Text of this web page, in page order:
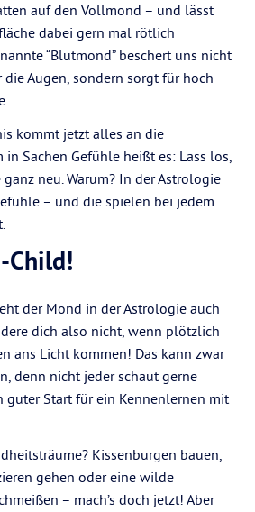
auf den Vollmond – und lässt
dabei gern mal rötlich
“Blutmond” beschert uns nicht
Augen, sondern sorgt für hoch
kommt jetzt alles an die
in Sachen Gefühle heißt es: Lass los,
neu. Warum? In der Astrologie
– und die spielen bei jedem
Child!
der Mond in der Astrologie auch
dich also nicht, wenn plötzlich
ans Licht kommen! Das kann zwar
denn nicht jeder schaut gerne
guter Start für ein Kennenlernen mit
Kissenburgen bauen,
gehen oder eine wilde
– mach’s doch jetzt! Aber